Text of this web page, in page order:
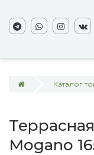
Каталог
Mogano